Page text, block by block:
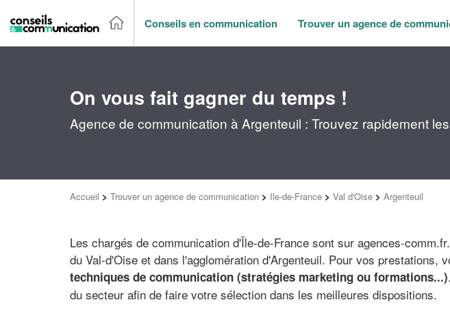
Conseils en communication Trouver un agence de
On vous fait gagner du temps !
Agence de communication à Argenteuil : Trouvez rapidement
Accueil > Trouver un agence de communication > Ile-de-France > Val d'Oise > Argenteuil
Les chargés de communication d'Île-de-France sont sur agences-
du Val-d'Oise et dans l'agglomération d'Argenteuil. Pour vos
techniques de communication (stratégies marketing ou formations...)
du secteur afin de faire votre sélection dans les meilleures dispositions.